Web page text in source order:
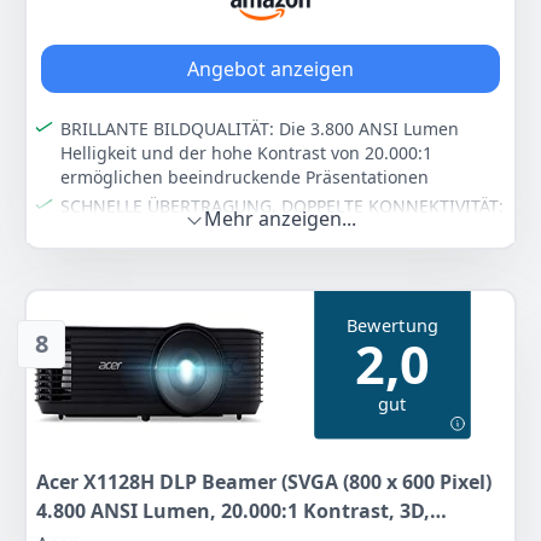
736
und SmartEco-Technologie
Angebot anzeigen
BRILLANTE BILDQUALITÄT: Die 3.800 ANSI Lumen
Helligkeit und der hohe Kontrast von 20.000:1
ermöglichen beeindruckende Präsentationen
SCHNELLE ÜBERTRAGUNG, DOPPELTE KONNEKTIVITÄT:
HDMI gewährleistet beste Datenübertragung. Die
zwei HDMI-Anschlüsse bieten erweiterte
exklusive Bildmodus für Tabelleninhalte stellt jeden
Buchstaben und jede Zahl klar und deutlich dar
SPIELEND EINFACH AUFGEBAUT UND AUSGERICHTET:
Der 1,2-fache Zoom, die einziehbaren Stellfüße und
die vertikale Keystone-Korrektur erleichtern den
PRAKTISCHES DESIGN: USB-Anschluss zum Aufladen
deiner Geräte
Mehr anzeigen...
8
Bewertung
2,0
gut
Acer X1128H DLP Beamer (SVGA (800 x 600 Pixel)
4.800 ANSI Lumen, 20.000:1 Kontrast, 3D,